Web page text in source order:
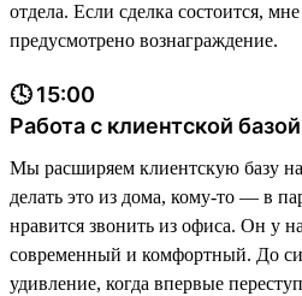
отдела. Если сделка состоится,
предусмотрено вознаграждение.
🕓 15:00
Работа с клиентской базой
Мы расширяем клиентскую базу
делать это из дома, кому-то — в
нравится звонить из офиса. Он у
современный и комфортный. До
удивление, когда впервые